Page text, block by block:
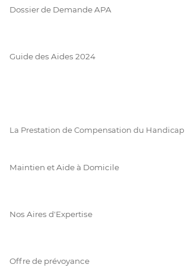
Dossier de Demande APA
Guide des Aides 2024
La Prestation de Compensation du Handicap
Maintien et Aide à Domicile
Nos Aires d'Expertise
Offre de prévoyance